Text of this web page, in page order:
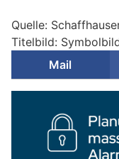
Quelle:
Titelbild:
Mail